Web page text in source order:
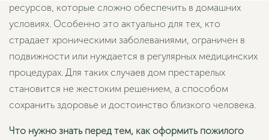
ресурсов, которые сложно обеспечить в домашних
условиях. Особенно это актуально для тех, кто
страдает хроническими заболеваниями, ограничен в
подвижности или нуждается в регулярных медицинских
процедурах. Для таких случаев дом престарелых
становится не жестоким решением, а способом
сохранить здоровье и достоинство близкого человека.
Что нужно знать перед тем, как оформить пожилого